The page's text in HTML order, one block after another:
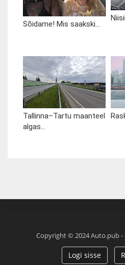
Sõidame! Mis saakski...
Tallinna–Tartu maanteel
algas...
Copyright © 2024 Auto.pub
Logi sisse